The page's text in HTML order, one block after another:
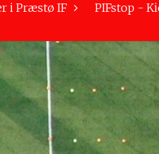
i Præstø IF
PIFstop -